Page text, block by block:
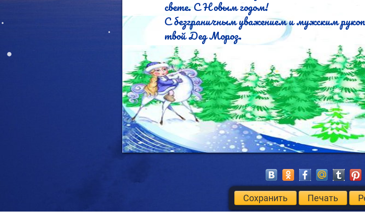
свете. С Новым годом!
С безграничным уважением и мужским
твой Дед Мороз.
Сохранить Печать